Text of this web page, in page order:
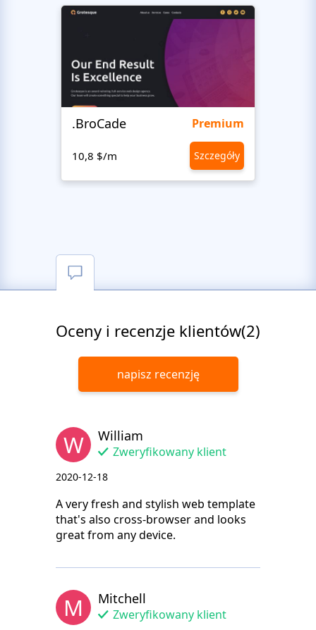
.BroCade Premium
10,8 $/m Szczegóły
Oceny i recenzje klientów(2)
napisz recenzję
W William
Zweryfikowany klient
2020-12-18
A very fresh and stylish web template
that's also cross-browser and looks
great from any device.
M Mitchell
Zweryfikowany klient